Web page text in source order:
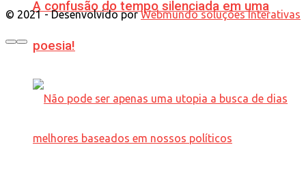
A confusão do tempo silenciada em uma
poesia!
© 2021 - Desenvolvido porWebmundo soluções Interativas